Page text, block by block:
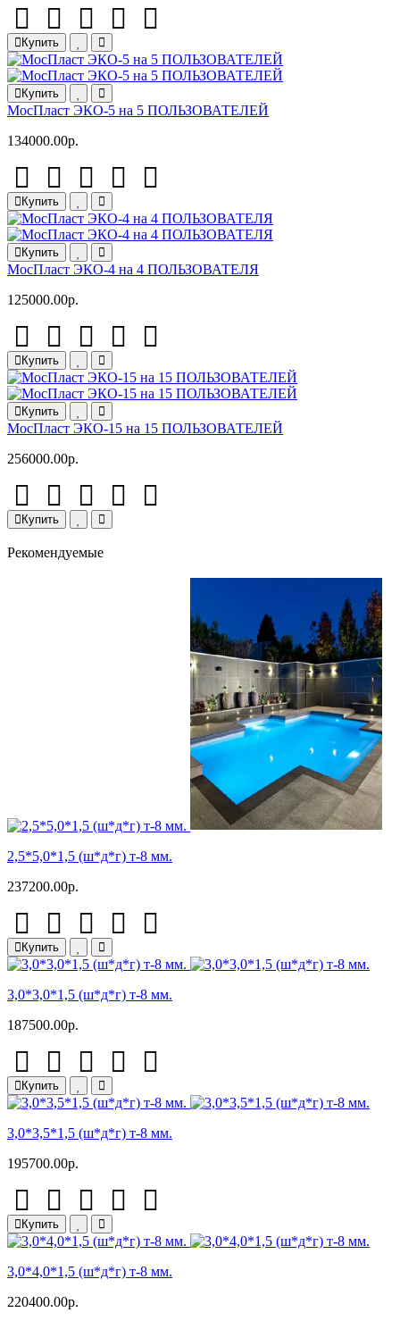
Купить
Купить
МосПласт ЭКО‑5 на 5 ПОЛЬЗОВАТЕЛЕЙ
134000.00р.
Купить
Купить
МосПласт ЭКО‑4 на 4 ПОЛЬЗОВАТЕЛЯ
125000.00р.
Купить
Купить
МосПласт ЭКО‑15 на 15 ПОЛЬЗОВАТЕЛЕЙ
256000.00р.
Купить
Рекомендуемые
2,5*5,0*1,5 (ш*д*г) т-8 мм.
237200.00р.
Купить
3,0*3,0*1,5 (ш*д*г) т-8 мм.
187500.00р.
Купить
3,0*3,5*1,5 (ш*д*г) т-8 мм.
195700.00р.
Купить
3,0*4,0*1,5 (ш*д*г) т-8 мм.
220400.00р.